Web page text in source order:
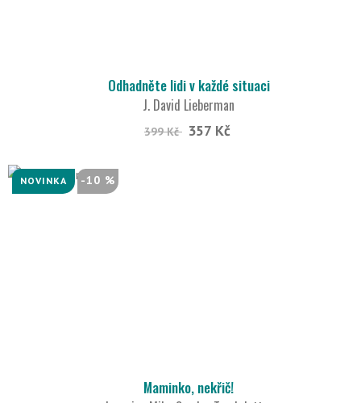
Odhadněte lidi v každé situaci
J. David Lieberman
399 Kč 357 Kč
NOVINKA -10 %
Maminko, nekřič!